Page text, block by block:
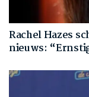
Rachel Hazes
nieuws: